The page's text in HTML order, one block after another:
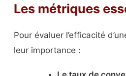
Les métriques
Pour évaluer l’efficacité
leur importance :